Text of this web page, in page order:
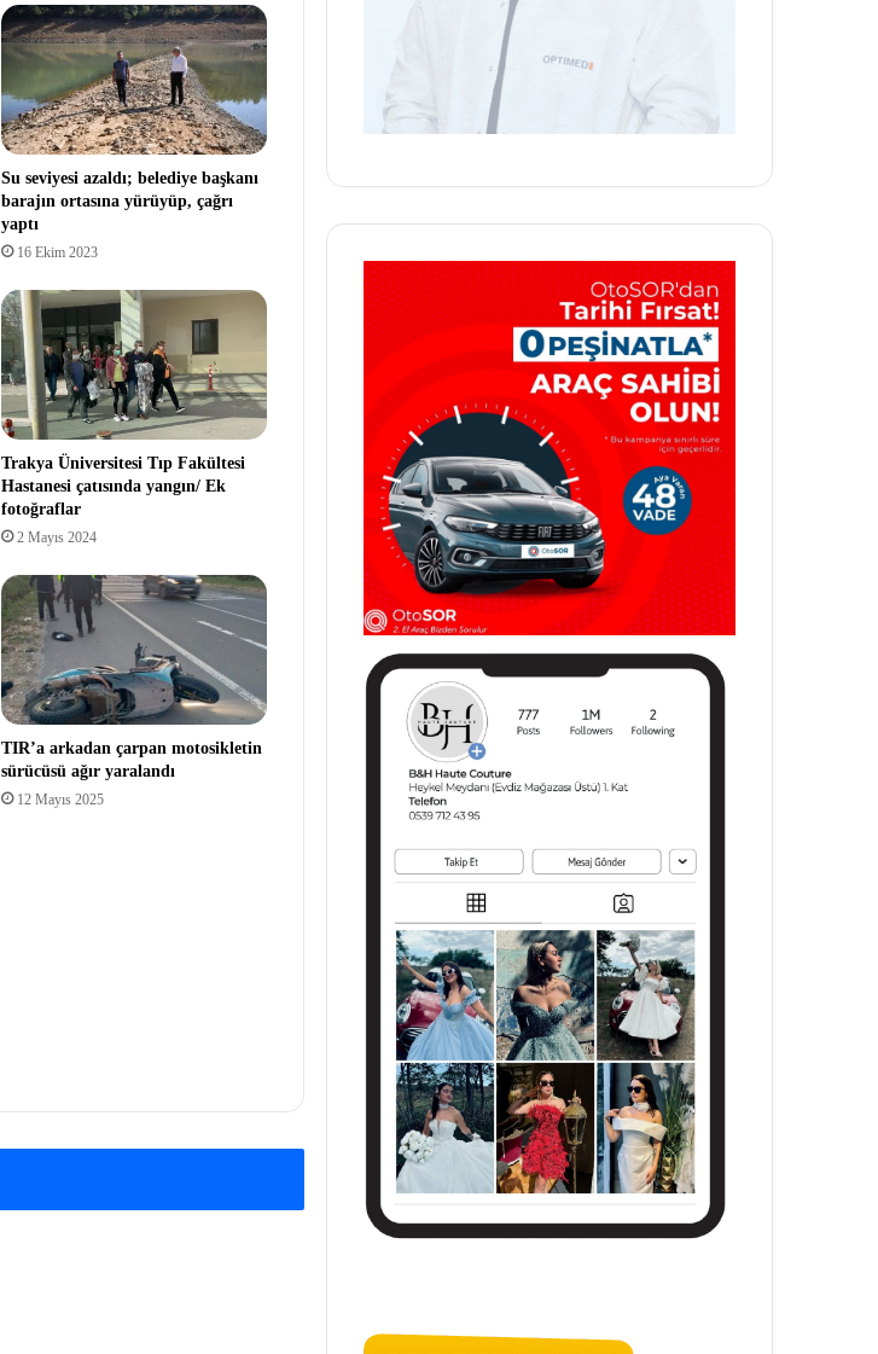
Su seviyesi azaldı; belediye başkanı
barajın ortasına yürüyüp, çağrı
yaptı
16 Ekim 2023
Trakya Üniversitesi Tıp Fakültesi
Hastanesi çatısında yangın/ Ek
fotoğraflar
2 Mayıs 2024
TIR’a arkadan çarpan motosikletin
sürücüsü ağır yaralandı
12 Mayıs 2025